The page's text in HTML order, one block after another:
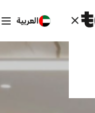
العربية